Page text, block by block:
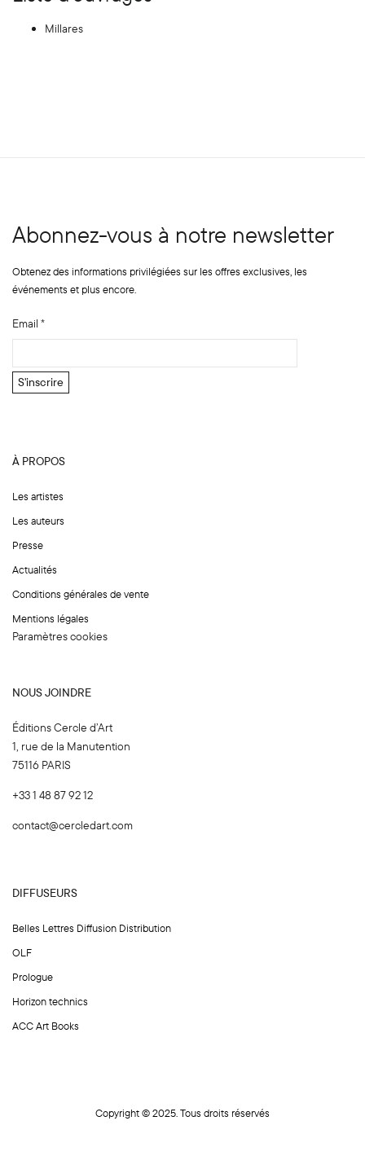
Millares
Abonnez-vous à notre newsletter
Obtenez des informations privilégiées sur les offres exclusives, les
événements et plus encore.
Email *
E
l
m
l
N
S'inscrire
À PROPOS
Les artistes
Les auteurs
Presse
Actualités
Conditions générales de vente
Mentions légales
Paramètres cookies
NOUS JOINDRE
Éditions Cercle d’Art
1, rue de la Manutention
75116 PARIS
+33 1 48 87 92 12
contact@cercledart.com
DIFFUSEURS
Belles Lettres Diffusion Distribution
OLF
Prologue
Horizon technics
ACC Art Books
Copyright © 2025. Tous droits réservés